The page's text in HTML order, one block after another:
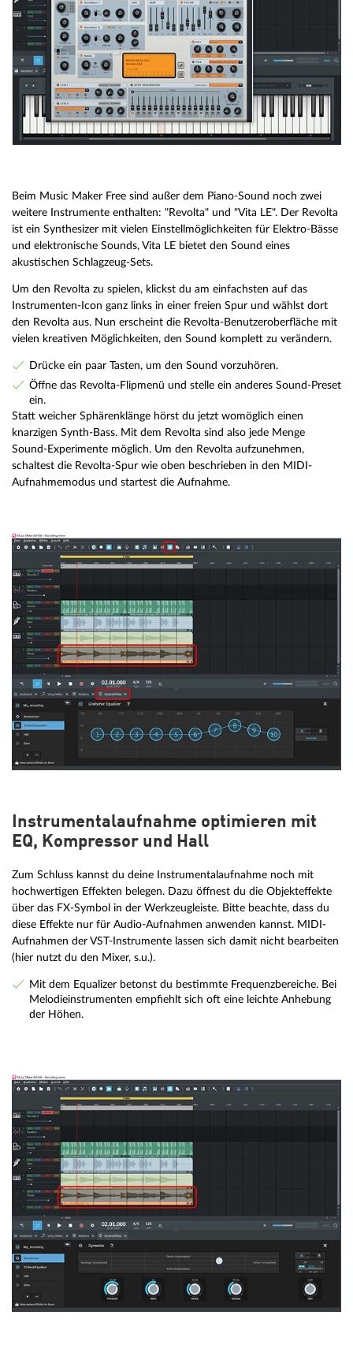
Beim Music Maker Free sind außer dem Piano-Sound noch zwei
weitere Instrumente enthalten: "Revolta" und "Vita LE". Der Revolta
ist ein Synthesizer mit vielen Einstellmöglichkeiten für Elektro-Bässe
und elektronische Sounds, Vita LE bietet den Sound eines
akustischen Schlagzeug-Sets.
Um den Revolta zu spielen, klickst du am einfachsten auf das
Instrumenten-Icon ganz links in einer freien Spur und wählst dort
den Revolta aus. Nun erscheint die Revolta-Benutzeroberfläche mit
vielen kreativen Möglichkeiten, den Sound komplett zu verändern.
Drücke ein paar Tasten, um den Sound vorzuhören.
Öffne das Revolta-Flipmenü und stelle ein anderes Sound-Preset
ein.
Statt weicher Sphärenklänge hörst du jetzt womöglich einen
knarzigen Synth-Bass. Mit dem Revolta sind also jede Menge
Sound-Experimente möglich. Um den Revolta aufzunehmen,
schaltest die Revolta-Spur wie oben beschrieben in den MIDI-
Aufnahmemodus und startest die Aufnahme.
Instrumentalaufnahme optimieren mit
EQ, Kompressor und Hall
Zum Schluss kannst du deine Instrumentalaufnahme noch mit
hochwertigen Effekten belegen. Dazu öffnest du die Objekteffekte
über das FX-Symbol in der Werkzeugleiste. Bitte beachte, dass du
diese Effekte nur für Audio-Aufnahmen anwenden kannst. MIDI-
Aufnahmen der VST-Instrumente lassen sich damit nicht bearbeiten
(hier nutzt du den Mixer, s.u.).
Mit dem Equalizer betonst du bestimmte Frequenzbereiche. Bei
Melodieinstrumenten empfiehlt sich oft eine leichte Anhebung
der Höhen.